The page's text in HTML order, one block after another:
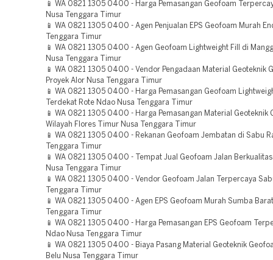
📱 WA 0821 1305 0400 - Harga Pemasangan Geofoam
Nusa Tenggara Timur
📱 WA 0821 1305 0400 - Agen Penjualan EPS Geofoam Murah
Tenggara Timur
📱 WA 0821 1305 0400 - Agen Geofoam Lightweight Fill di
Nusa Tenggara Timur
📱 WA 0821 1305 0400 - Vendor Pengadaan Material Geoteknik
Proyek Alor Nusa Tenggara Timur
📱 WA 0821 1305 0400 - Harga Pemasangan Geofoam
Terdekat Rote Ndao Nusa Tenggara Timur
📱 WA 0821 1305 0400 - Harga Pemasangan Material Geoteknik
Wilayah Flores Timur Nusa Tenggara Timur
📱 WA 0821 1305 0400 - Rekanan Geofoam Jembatan di Sabu
Tenggara Timur
📱 WA 0821 1305 0400 - Tempat Jual Geofoam Jalan
Nusa Tenggara Timur
📱 WA 0821 1305 0400 - Vendor Geofoam Jalan Terpercaya
Tenggara Timur
📱 WA 0821 1305 0400 - Agen EPS Geofoam Murah Sumba
Tenggara Timur
📱 WA 0821 1305 0400 - Harga Pemasangan EPS Geofoam
Ndao Nusa Tenggara Timur
📱 WA 0821 1305 0400 - Biaya Pasang Material Geoteknik
Belu Nusa Tenggara Timur